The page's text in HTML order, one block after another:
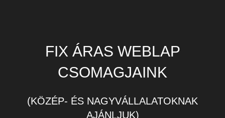
FIX ÁRAS WEBLAP
CSOMAGJAINK
(KÖZÉP- ÉS NAGYVÁLLALATOKNAK
AJÁNLJUK)